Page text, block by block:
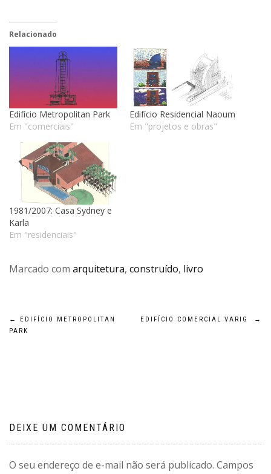
Relacionado
Edifício Metropolitan Park
Em "comerciais"
Edifício Residencial Naoum
Em "projetos e obras"
1981/2007: Casa Sydney e
Karla
Em "residenciais"
Marcado com arquitetura, construído, livro
Navegação
←
EDIFÍCIO METROPOLITAN
PARK
EDIFÍCIO COMERCIAL VARIG →
DEIXE UM COMENTÁRIO
O seu endereço de e-mail não será publicado. Campos